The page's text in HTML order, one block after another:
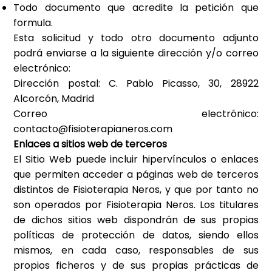
Todo documento que acredite la petición que
formula.
Esta solicitud y todo otro documento adjunto
podrá enviarse a la siguiente dirección y/o correo
electrónico:
Dirección postal: C. Pablo Picasso, 30, 28922
Alcorcón, Madrid
Correo electrónico:
contacto@fisioterapianeros.com
Enlaces a sitios web de terceros
El Sitio Web puede incluir hipervínculos o enlaces
que permiten acceder a páginas web de terceros
distintos de Fisioterapia Neros, y que por tanto no
son operados por Fisioterapia Neros. Los titulares
de dichos sitios web dispondrán de sus propias
políticas de protección de datos, siendo ellos
mismos, en cada caso, responsables de sus
propios ficheros y de sus propias prácticas de